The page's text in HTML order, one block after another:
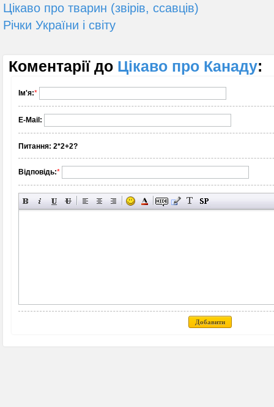
Цікаво про тварин (звірів, ссавців)
Річки України і світу
Коментарії до Цікаво про Канаду:
Ім'я:*
E-Mail:
Питання: 2*2+2?
Відповідь:*
Добавити